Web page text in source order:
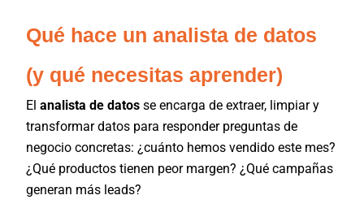
Qué hace un analista de datos
(y qué necesitas aprender)
Elanalista de datos se encarga de extraer, limpiar y
transformar datos para responder preguntas de
negocio concretas: ¿cuánto hemos vendido este mes?
¿Qué productos tienen peor margen? ¿Qué campañas
generan más leads?